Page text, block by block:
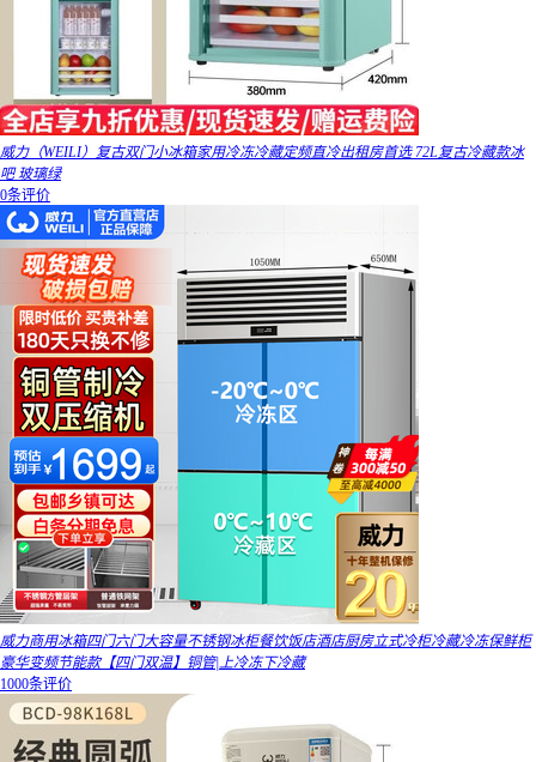
威力（WEILI）复古双门小冰箱家用冷冻冷藏定频直冷出租房首选 72L复古冷藏款冰
吧 玻璃绿
0条评价
威力商用冰箱四门六门大容量不锈钢冰柜餐饮饭店酒店厨房立式冷柜冷藏冷冻保鲜柜
豪华变频节能款【四门双温】铜管|上冷冻下冷藏
1000条评价